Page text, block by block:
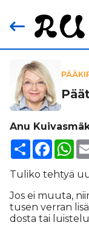
Anu
Share Facebook
Tu­li­ko teh­tyä
Jos ei muu­ta,
tu­sen ver­ran
dos­ta tai